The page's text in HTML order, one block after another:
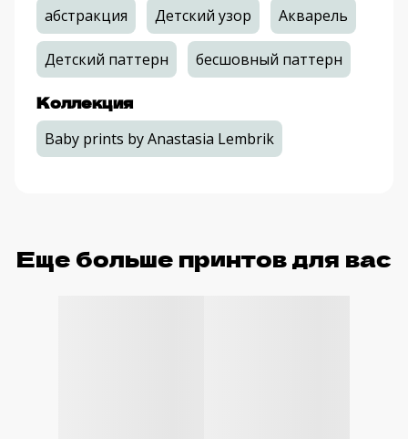
абстракция Детский узор Акварель
Детский паттерн бесшовный паттерн
Коллекция
Baby prints by Anastasia Lembrik
Еще больше принтов для вас